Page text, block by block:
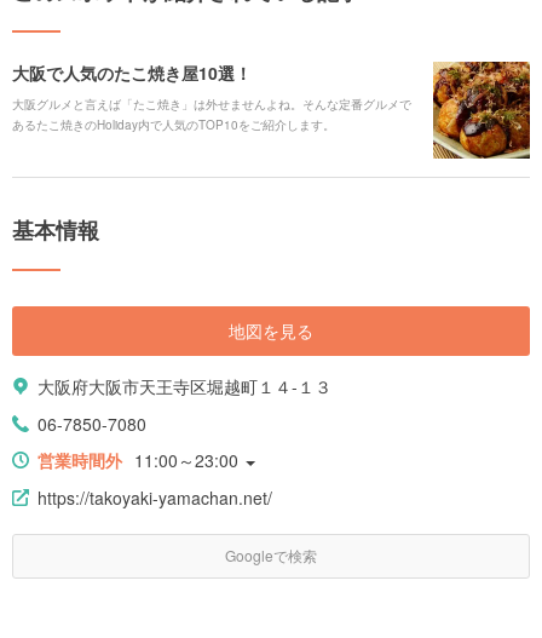
大阪で人気のたこ焼き屋10選！
大阪グルメと言えば「たこ焼き」は外せませんよね。そんな定番グルメで
あるたこ焼きのHoliday内で人気のTOP10をご紹介します。
基本情報
地図を見る
大阪府大阪市天王寺区堀越町１４-１３
06-7850-7080
営業時間外 11:00～23:00
https://takoyaki-yamachan.net/
Googleで検索